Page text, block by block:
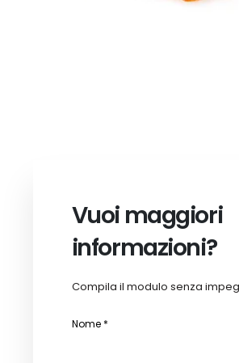
Vuoi maggiori
informazioni?
Compila il modulo senza
Nome *